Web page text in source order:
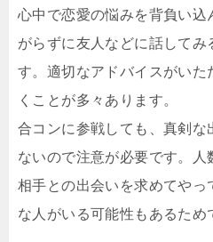
心中で恋愛の悩みを背負い込
がらずに友人などに話してみ
す。適切なアドバイスがいた
くことが多々あります。
合コンに参戦しても、真剣な
ないので注意が必要です。
相手との出会いを求めてやっ
な人がいる可能性もあるため